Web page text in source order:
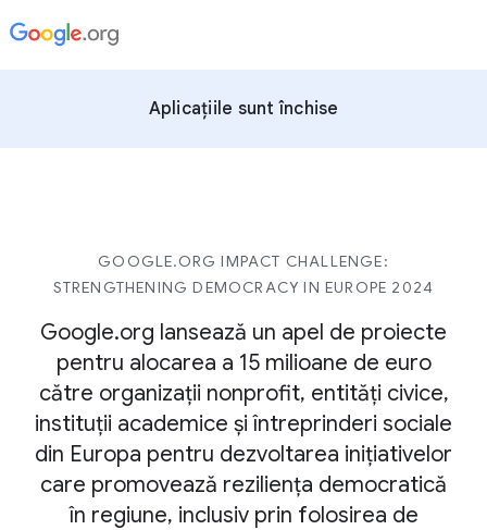
Aplicațiile sunt închise
GOOGLE.ORG IMPACT CHALLENGE:
STRENGTHENING DEMOCRACY IN EUROPE 2024
Google.org lansează un apel de proiecte
pentru alocarea a 15 milioane de euro
către organizații nonprofit, entități civice,
instituții academice și întreprinderi sociale
din Europa pentru dezvoltarea inițiativelor
care promovează reziliența democratică
în regiune, inclusiv prin folosirea de